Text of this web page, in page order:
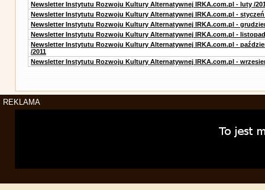
Newsletter Instytutu Rozwoju Kultury Alternatywnej IRKA.com.pl - luty /
Newsletter Instytutu Rozwoju Kultury Alternatywnej IRKA.com.pl - styczeń
Newsletter Instytutu Rozwoju Kultury Alternatywnej IRKA.com.pl -
Newsletter Instytutu Rozwoju Kultury Alternatywnej IRKA.com.pl - listopad
Newsletter Instytutu Rozwoju Kultury Alternatywnej IRKA.com.pl -
/2011
Newsletter Instytutu Rozwoju Kultury Alternatywnej IRKA.com.pl -
REKLAMA